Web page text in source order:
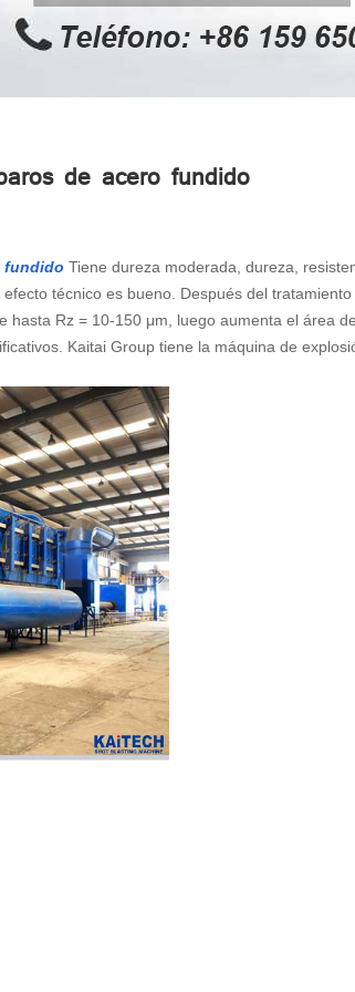
de acero fundido
fundido Tiene dureza moderada, dureza,
técnico es bueno. Después del
Rz = 10-150 μm, luego aumenta el área
Kaitai Group tiene la máquina de